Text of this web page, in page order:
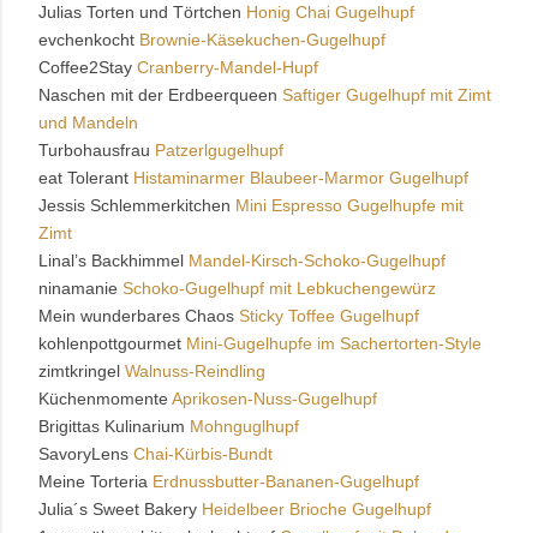
Julias Torten und Törtchen Honig Chai Gugelhupf
evchenkocht Brownie-Käsekuchen-Gugelhupf
Coffee2Stay Cranberry-Mandel-Hupf
Naschen mit der Erdbeerqueen Saftiger Gugelhupf mit Zimt
und Mandeln
Turbohausfrau Patzerlgugelhupf
eat Tolerant Histaminarmer Blaubeer-Marmor Gugelhupf
Jessis Schlemmerkitchen Mini Espresso Gugelhupfe mit
Zimt
Linal’s Backhimmel Mandel-Kirsch-Schoko-Gugelhupf
ninamanie Schoko-Gugelhupf mit Lebkuchengewürz
Mein wunderbares Chaos Sticky Toffee Gugelhupf
kohlenpottgourmet Mini-Gugelhupfe im Sachertorten-Style
zimtkringel Walnuss-Reindling
Küchenmomente Aprikosen-Nuss-Gugelhupf
Brigittas Kulinarium Mohnguglhupf
SavoryLens Chai-Kürbis-Bundt
Meine Torteria Erdnussbutter-Bananen-Gugelhupf
Julia´s Sweet Bakery Heidelbeer Brioche Gugelhupf